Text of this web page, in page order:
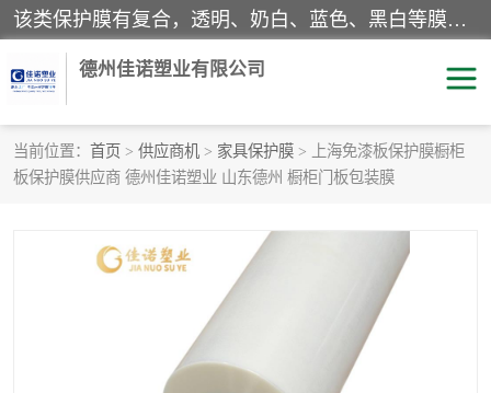
该类保护膜有复合，透明、奶白、蓝色、黑白等膜型。特高粘，高粘，中高粘，中粘，中低粘，低粘等。对于不同的粘力要求有相应的产品相适配。无胶渍残留污染。在较宽的收卷幅度下平整无皱纹，收卷长度大，利于机械化及自动化施工粘贴。为您的产品提供的表面保护解决方案。 产品广泛适用于：铝材、不锈钢、金属、塑料、电子、家电、家具、玻璃、化工材料、装饰材料等。
德州佳诺塑业有限公司
当前位置： 首页 > 供应商机 > 家具保护膜 > 上海免漆板保护膜橱柜
板保护膜供应商 德州佳诺塑业 山东德州 橱柜门板包装膜
pe保护膜 包装膜
地毯保护膜
乳白保护膜